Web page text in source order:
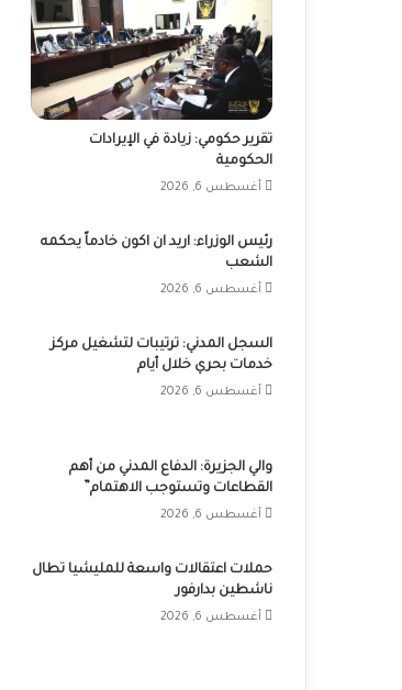
تقرير حكومي: زيادة في الإيرادات
الحكومية
أغسطس 6, 2026
رئيس الوزراء: اريد ان اكون خادماً يحكمه
الشعب
أغسطس 6, 2026
السجل المدني: ترتيبات لتشغيل مركز
خدمات بحري خلال أيام
أغسطس 6, 2026
والي الجزيرة: الدفاع المدني من أهم
القطاعات وتستوجب الاهتمام”
أغسطس 6, 2026
حملات اعتقالات واسعة للمليشيا تطال
ناشطين بدارفور
أغسطس 6, 2026